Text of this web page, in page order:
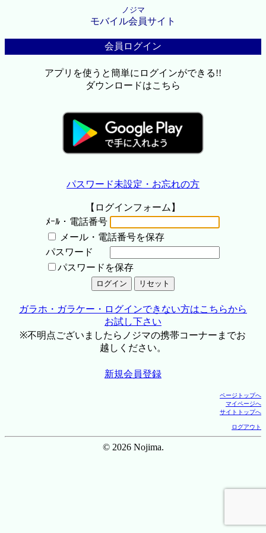
ノジマ
モバイル会員サイト
会員ログイン
アプリを使うと簡単にログインができる!!
ダウンロードはこちら
パスワード未設定・お忘れの方
【ログインフォーム】
ﾒｰﾙ・電話番号
メール・電話番号を保存
パスワード
パスワードを保存
ガラホ・ガラケー・ログインできない方はこちらから
お試し下さい
※不明点ございましたらノジマの携帯コーナーまでお
越しください。
新規会員登録
ページトップへ
マイページへ
サイトトップへ
ログアウト
© 2026 Nojima.